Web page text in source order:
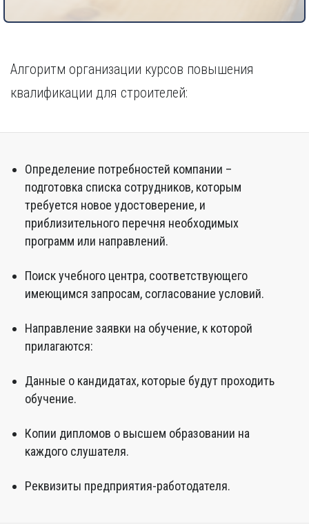
Алгоритм организации курсов повышения
квалификации для строителей:
Определение потребностей компании –
подготовка списка сотрудников, которым
требуется новое удостоверение, и
приблизительного перечня необходимых
программ или направлений.
Поиск учебного центра, соответствующего
имеющимся запросам, согласование условий.
Направление заявки на обучение, к которой
прилагаются:
Данные о кандидатах, которые будут проходить
обучение.
Копии дипломов о высшем образовании на
каждого слушателя.
Реквизиты предприятия-работодателя.